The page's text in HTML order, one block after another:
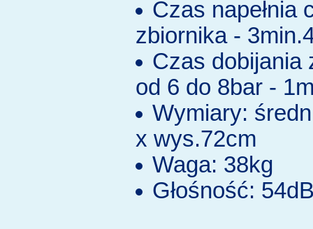
Czas napełnia
zbiornika -
Czas dobijania
od 6 do 8bar -
Wymiary:
x wys.72cm
Waga: 38kg
Głośność: